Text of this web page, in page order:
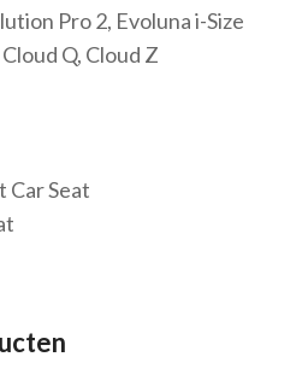
Pro 2, Evoluna i-Size
Q, Cloud Z
Car Seat